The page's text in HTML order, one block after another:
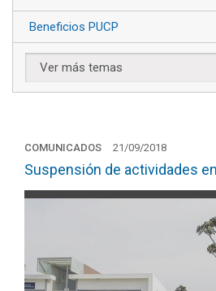
Beneficios PUCP
COMUNICADOS 21/09/2018
Suspensión de actividades